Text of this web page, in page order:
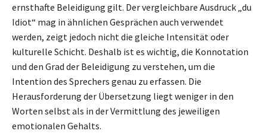
ernsthafte Beleidigung gilt. Der vergleichbare Ausdruck „du
Idiot“ mag in ähnlichen Gesprächen auch verwendet
werden, zeigt jedoch nicht die gleiche Intensität oder
kulturelle Schicht. Deshalb ist es wichtig, die Konnotation
und den Grad der Beleidigung zu verstehen, um die
Intention des Sprechers genau zu erfassen. Die
Herausforderung der Übersetzung liegt weniger in den
Worten selbst als in der Vermittlung des jeweiligen
emotionalen Gehalts.